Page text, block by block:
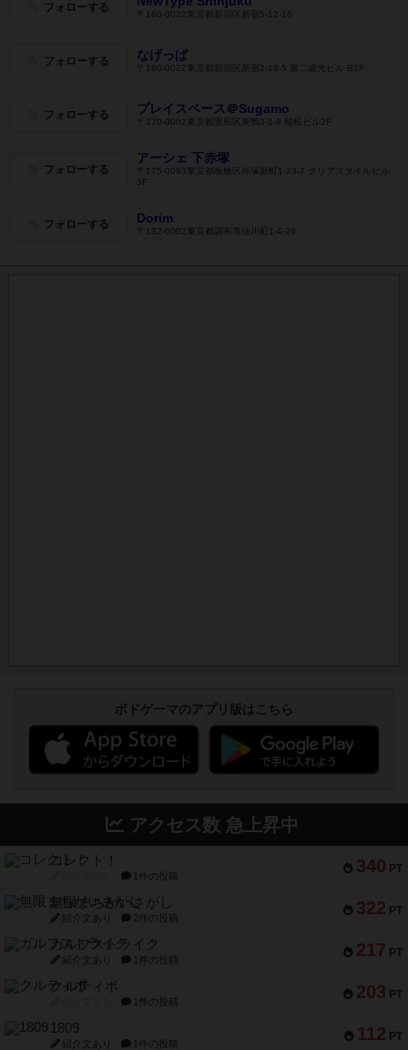
フォローする
〒160-0022東京都新宿区新宿5-12-16
フォローする なげっぱ
〒160-0022東京都新宿区新宿2-18-5 第二成光ビル B1F
フォローする プレイスペース＠Sugamo
〒170-0002東京都豊島区巣鴨3-1-8 植松ビル2F
フォローする
アーシェ 下赤塚
〒175-0093東京都板橋区赤塚新町1-23-7 クリアスタイルビル
3F
フォローする Dorim
〒182-0002東京都調布市仙川町1-4-29
ボドゲーマのアプリ版はこちら
アクセス数 急上昇中
340 PT
コレクト！
1件の投稿
322 PT
無限まちがいさがし
紹介文あり 2件の投稿
217 PT
ガルフストライク
紹介文あり 1件の投稿
203 PT
クルティボ
1件の投稿
112 PT
1809
紹介文あり 1件の投稿